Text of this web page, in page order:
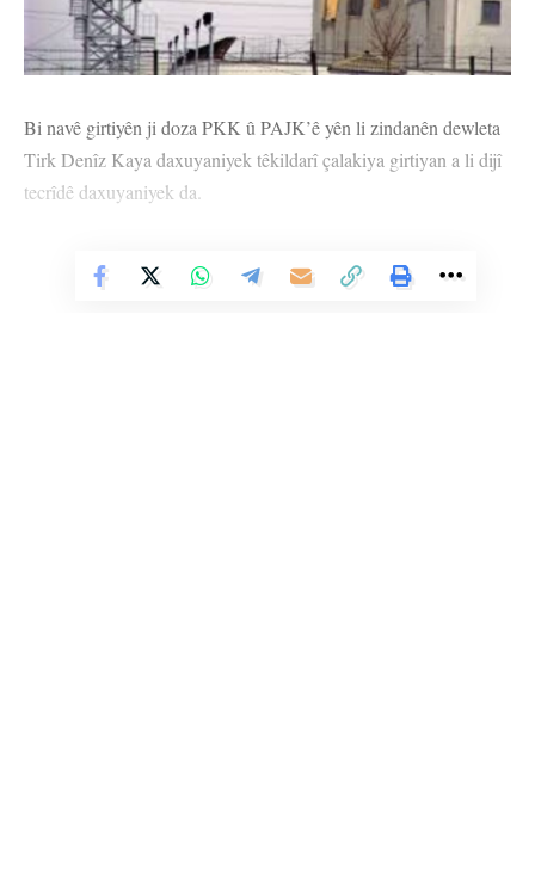
Bi navê girtiyên ji doza PKK û PAJK’ê yên li zindanên dewleta
Tirk Denîz Kaya daxuyaniyek têkildarî çalakiya girtiyan a li dijî
tecrîdê daxuyaniyek da.
rengekî rêxistinî tevlî pêngava ‘Azadî ji Rêber Apo re, çareserî ji
Vê Nûçeyê Bixwîne